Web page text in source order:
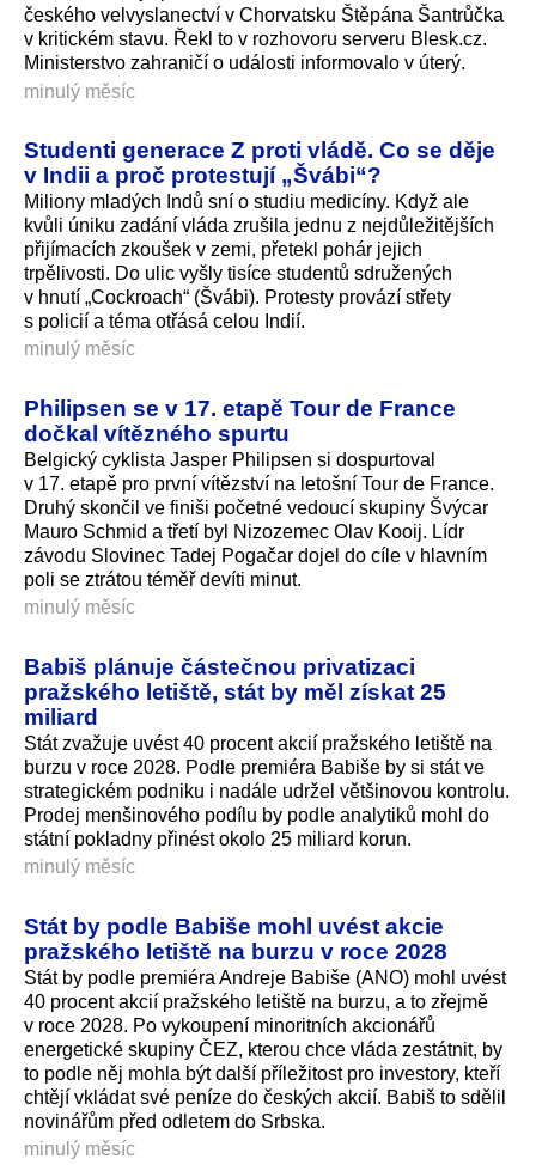
českého velvyslanectví v Chorvatsku Štěpána Šantrůčka
v kritickém stavu. Řekl to v rozhovoru serveru Blesk.cz.
Ministerstvo zahraničí o události informovalo v úterý.
minulý měsíc
Studenti generace Z proti vládě. Co se děje
v Indii a proč protestují „Švábi“?
Miliony mladých Indů sní o studiu medicíny. Když ale
kvůli úniku zadání vláda zrušila jednu z nejdůležitějších
přijímacích zkoušek v zemi, přetekl pohár jejich
trpělivosti. Do ulic vyšly tisíce studentů sdružených
v hnutí „Cockroach“ (Švábi). Protesty provází střety
s policií a téma otřásá celou Indií.
minulý měsíc
Philipsen se v 17. etapě Tour de France
dočkal vítězného spurtu
Belgický cyklista Jasper Philipsen si dospurtoval
v 17. etapě pro první vítězství na letošní Tour de France.
Druhý skončil ve finiši početné vedoucí skupiny Švýcar
Mauro Schmid a třetí byl Nizozemec Olav Kooij. Lídr
závodu Slovinec Tadej Pogačar dojel do cíle v hlavním
poli se ztrátou téměř devíti minut.
minulý měsíc
Babiš plánuje částečnou privatizaci
pražského letiště, stát by měl získat 25
miliard
Stát zvažuje uvést 40 procent akcií pražského letiště na
burzu v roce 2028. Podle premiéra Babiše by si stát ve
strategickém podniku i nadále udržel většinovou kontrolu.
Prodej menšinového podílu by podle analytiků mohl do
státní pokladny přinést okolo 25 miliard korun.
minulý měsíc
Stát by podle Babiše mohl uvést akcie
pražského letiště na burzu v roce 2028
Stát by podle premiéra Andreje Babiše (ANO) mohl uvést
40 procent akcií pražského letiště na burzu, a to zřejmě
v roce 2028. Po vykoupení minoritních akcionářů
energetické skupiny ČEZ, kterou chce vláda zestátnit, by
to podle něj mohla být další příležitost pro investory, kteří
chtějí vkládat své peníze do českých akcií. Babiš to sdělil
novinářům před odletem do Srbska.
minulý měsíc